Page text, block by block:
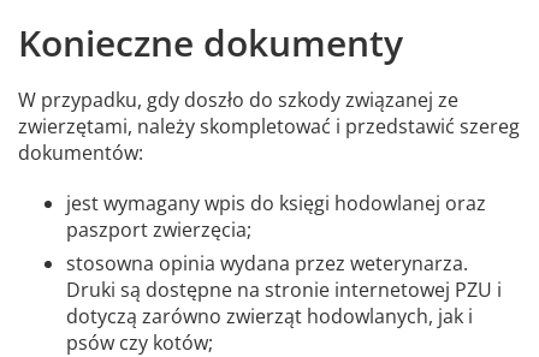
Konieczne dokumenty
W przypadku, gdy doszło do szkody związanej ze
zwierzętami, należy skompletować i przedstawić szereg
dokumentów:
jest wymagany wpis do księgi hodowlanej oraz
paszport zwierzęcia;
stosowna opinia wydana przez weterynarza.
Druki są dostępne na stronie internetowej PZU i
dotyczą zarówno zwierząt hodowlanych, jak i
psów czy kotów;